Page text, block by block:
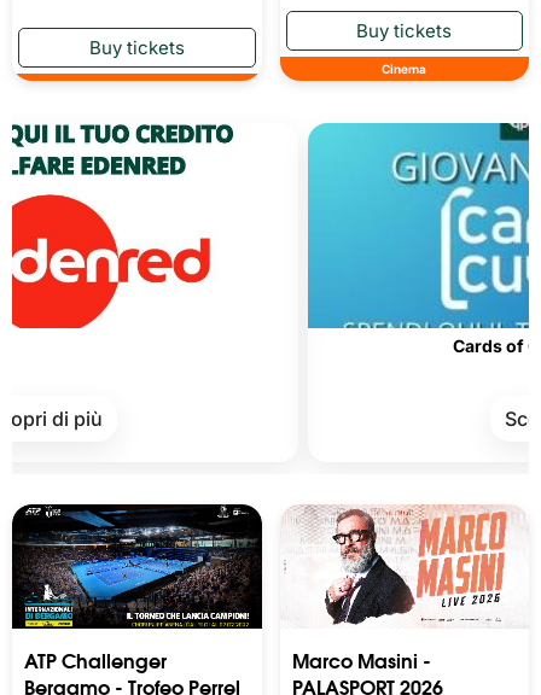
Cinema
ATP Challenger
Bergamo - Trofeo Perrel
Marco Masini -
PALASPORT 2026
Cards of Culture
Scopri di